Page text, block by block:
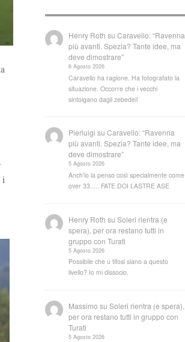
.
i
Henry Roth suCaravello: “Ravenna
più avanti. Spezia? Tante idee, ma
deve dimostrare”
6 Agosto 2026
Caravello ha ragione. Ha fotografato la
situazione. Occorre che i vecchi
sintolgano dagli zebedei!
Pierluigi suCaravello: “Ravenna
più avanti. Spezia? Tante idee, ma
deve dimostrare”
5 Agosto 2026
Anch'io la penso così specialmente come
over 33..... FATE DOI LASTRE ASE
Henry Roth suSoleri rientra (e
spera), per ora restano tutti in
gruppo con Turati
5 Agosto 2026
Possibile che u tifosi siano a questo
livello? Io mi dissocio.
Massimo suSoleri rientra (e spera),
per ora restano tutti in gruppo con
Turati
5 Agosto 2026